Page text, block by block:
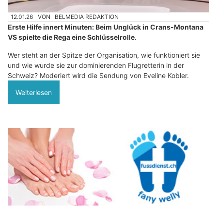
12.01.26 VON BELMEDIA REDAKTION
Erste Hilfe innert Minuten: Beim Unglück in Crans-Montana
VS spielte die Rega eine Schlüsselrolle.
Wer steht an der Spitze der Organisation, wie funktioniert sie
und wie wurde sie zur dominierenden Flugretterin in der
Schweiz? Moderiert wird die Sendung von Eveline Kobler.
Weiterlesen